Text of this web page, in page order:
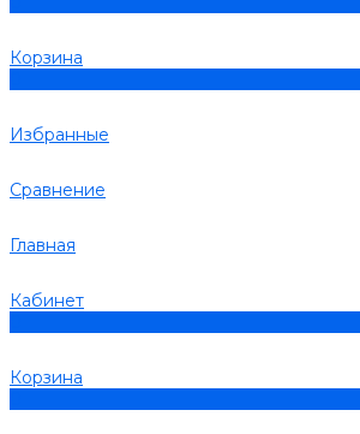
Корзина
Избранные
Сравнение
Главная
Кабинет
Корзина